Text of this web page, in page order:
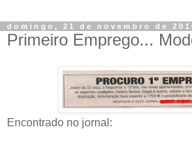
domingo, 21 de novembro de
Primeiro Emprego...
Encontrado no jornal: